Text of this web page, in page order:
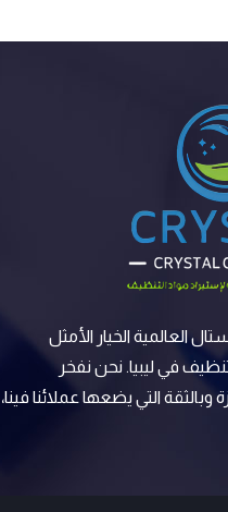
العالمية الخيار الأمثل
في ليبيا. نحن نفخر
وبالثقة التي يضعها عملائنا فينا،